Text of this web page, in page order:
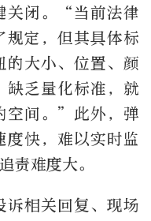
关闭。“当前法律
规定，但其具体标
的大小、位置、颜
缺乏量化标准，就
空间。”此外，弹
度快，难以实时监
责难度大。
诉相关回复、现场